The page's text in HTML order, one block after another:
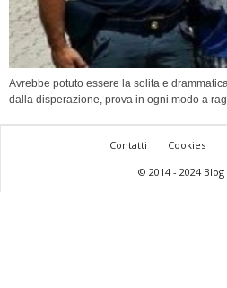
Avrebbe potuto essere la solita e
dalla disperazione, prova in ogni modo a
Contatti Cookies
© 2014 - 2024